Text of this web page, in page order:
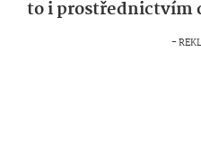
to i prostřednictvím